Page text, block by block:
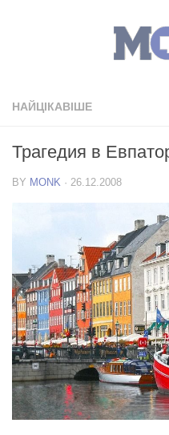
НАЙЦІКАВІШЕ
Трагедия в
BY MONK · 26.12.2008